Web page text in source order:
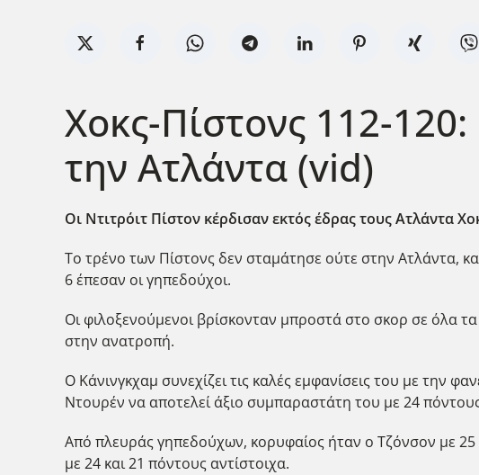
Χοκς-Πίστονς 112-
την Ατλάντα (vid)
Οι Ντιτρόιτ Πίστον κέρδισαν εκτός έδρας τους Ατλάντα
Το τρένο των Πίστονς δεν σταμάτησε ούτε στην Ατλάντα,
6 έπεσαν οι γηπεδούχοι.
Οι φιλοξενούμενοι βρίσκονταν μπροστά στο σκορ σε όλα
στην ανατροπή.
Ο Κάνινγκχαμ συνεχίζει τις καλές εμφανίσεις του με την
Ντουρέν να αποτελεί άξιο συμπαραστάτη του με 24
Από πλευράς γηπεδούχων, κορυφαίος ήταν ο Τζόνσον με
με 24 και 21 πόντους αντίστοιχα.